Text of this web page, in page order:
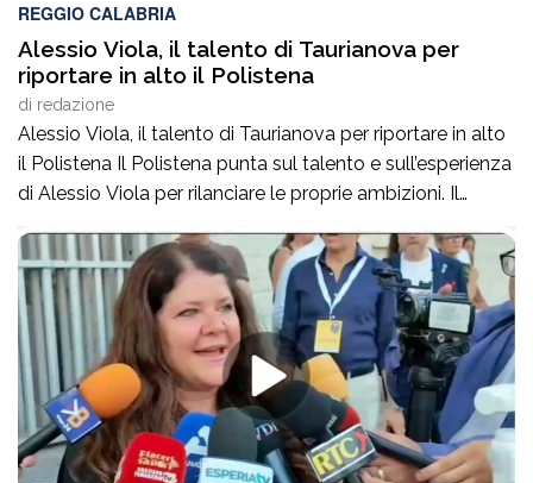
REGGIO CALABRIA
Alessio Viola, il talento di Taurianova per
riportare in alto il Polistena
di redazione
Alessio Viola, il talento di Taurianova per riportare in alto
il Polistena Il Polistena punta sul talento e sull’esperienza
di Alessio Viola per rilanciare le proprie ambizioni. Il
Serie B e Serie C, arriva con l’obiettivo di mettere qualità
e determinazione al servizio dello Sporting Club
Polistena.Insieme al […]